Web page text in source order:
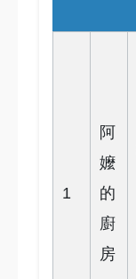
1
阿
嬤
的
廚
房